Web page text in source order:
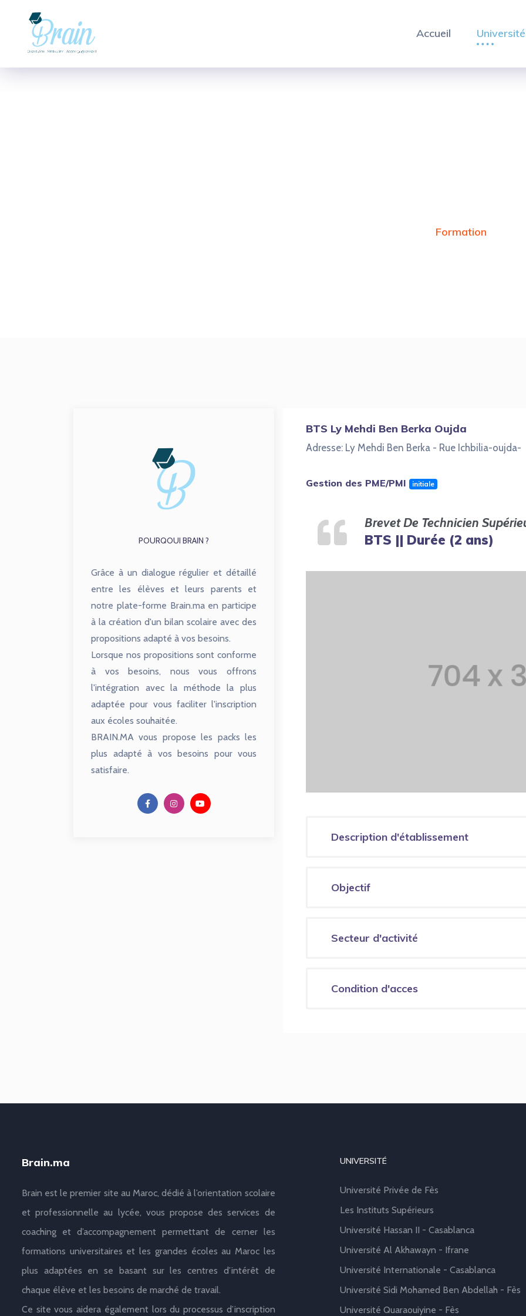
Accueil Université
Formation
POURQOUI BRAIN ?
Grâce à un dialogue régulier et détaillé
entre les élèves et leurs parents et
notre plate-forme Brain.ma en participe
à la création d'un bilan scolaire avec des
propositions adapté à vos besoins.
Lorsque nos propositions sont conforme
à vos besoins, nous vous offrons
l'intégration avec la méthode la plus
adaptée pour vous faciliter l'inscription
aux écoles souhaitée.
BRAIN.MA vous propose les packs les
plus adapté à vos besoins pour vous
satisfaire.
BTS Ly Mehdi Ben Berka Oujda
Adresse: Ly Mehdi Ben Berka - Rue Ichbilia-oujda-
Gestion des PME/PMI initiale
Brevet De Technicien
BTS || Durée (2 ans)
Description d'établissement
Objectif
Secteur d'activité
Condition d'acces
Brain.ma
Brain est le premier site au Maroc, dédié à l’orientation scolaire
et professionnelle au lycée, vous propose des services de
coaching et d’accompagnement permettant de cerner les
formations universitaires et les grandes écoles au Maroc les
plus adaptées en se basant sur les centres d’intérêt de
chaque élève et les besoins de marché de travail.
Ce site vous aidera également lors du processus d’inscription
UNIVERSITÉ
Université Privée de Fès
Les Instituts Supérieurs
Université Hassan II - Casablanca
Université Al Akhawayn - Ifrane
Université Internationale - Casablanca
Université Sidi Mohamed Ben Abdellah - Fès
Université Quaraouiyine - Fès